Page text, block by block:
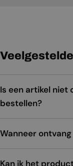
Is een artikel niet
bestellen?
Wanneer
Kan ik het